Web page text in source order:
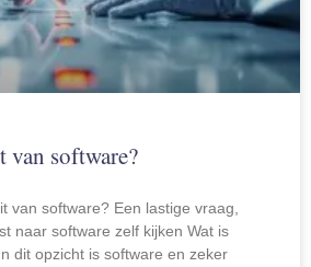
software?
van software? Een lastige vraag,
naar software zelf kijken Wat is
dit opzicht is software en zeker